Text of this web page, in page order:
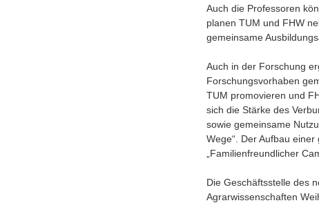
Auch die Professoren
planen TUM und FHW
gemeinsame
Auch in der Forschung
Forschungsvorhaben
TUM promovieren und
sich die Stärke des
sowie gemeinsame
Wege“. Der Aufbau
„Familienfreundlicher
Die Geschäftsstelle des
Agrarwissenschaften